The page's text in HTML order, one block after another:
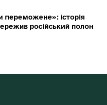
переможене»: історія
російський полон